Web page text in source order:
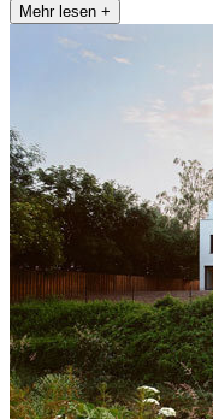
Mehr lesen +